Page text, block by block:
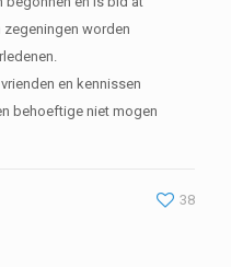
zegeningen worden
en kennissen
behoeftige niet mogen
38